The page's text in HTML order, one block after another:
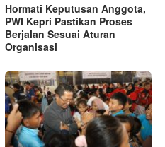
Hormati Keputusan Anggota,
PWI Kepri Pastikan Proses
Berjalan Sesuai Aturan
Organisasi